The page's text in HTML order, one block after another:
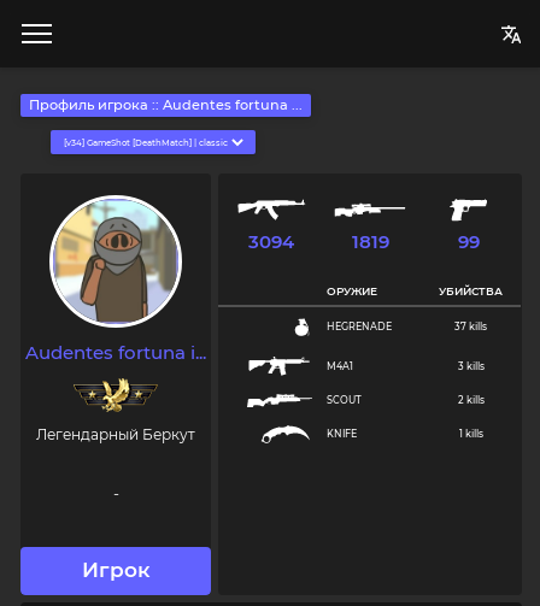
Профиль игрока :: Audentes fortuna ...
Audentes fortuna i...
Легендарный Беркут
-
Игрок
3094 1819 99
ОРУЖИЕ УБИЙСТВА
HEGRENADE 37 kills
M4A1 3 kills
SCOUT 2 kills
KNIFE 1 kills